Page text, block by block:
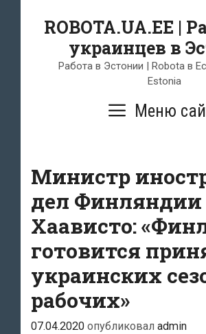
ROBOTA.UA.EE |
украинцев в
Работа в Эстонии | Robota в
Estonia
Меню
Министр
дел Финляндии
Хаависто:
готовится
украинских
рабочих»
07.04.2020 опубликовал admin